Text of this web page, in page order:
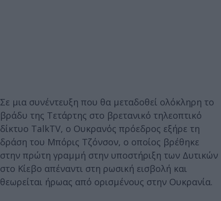
Σε μια συνέντευξη που θα μεταδοθεί ολόκληρη το
βράδυ της Τετάρτης στο βρετανικό τηλεοπτικό
δίκτυο TalkTV, ο Ουκρανός πρόεδρος εξήρε τη
δράση του Μπόρις Τζόνσον, ο οποίος βρέθηκε
στην πρώτη γραμμή στην υποστήριξη των Δυτικών
στο Κίεβο απέναντι στη ρωσική εισβολή και
θεωρείται ήρωας από ορισμένους στην Ουκρανία.